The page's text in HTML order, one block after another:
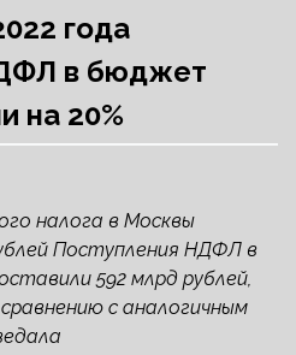
года
в бюджет
на 20%
налога в Москвы
Поступления НДФЛ в
592 млрд рублей,
с аналогичным